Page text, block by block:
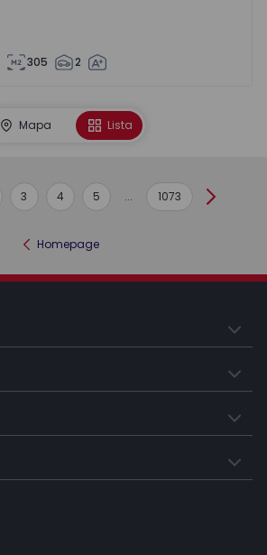
305 2
Mapa Lista
3 4 5 ... 1073
Homepage